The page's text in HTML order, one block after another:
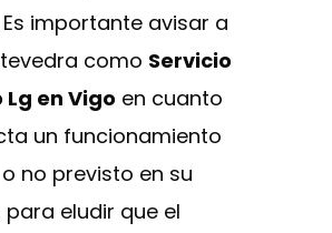
importante avisar a
como Servicio
en Vigo en cuanto
un funcionamiento
no previsto en su
para eludir que el